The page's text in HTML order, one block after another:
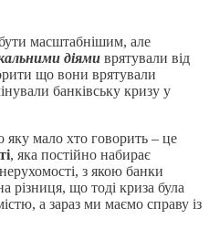
масштабнішим, але
діями врятували від
що вони врятували
банківську кризу у
яку мало хто говорить – це
, яка постійно набирає
з якою банки
різниця, що тоді криза була
а зараз ми маємо справу із